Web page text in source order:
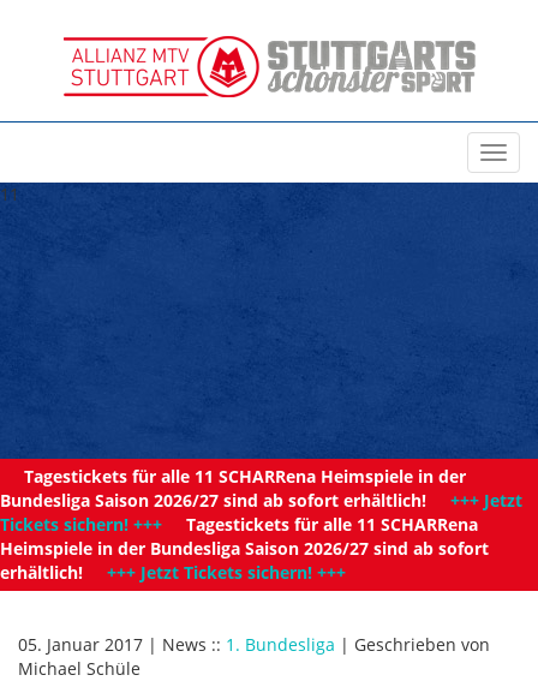
11
Tagestickets für alle 11 SCHARRena Heimspiele in der
Bundesliga Saison 2026/27 sind ab sofort erhältlich! +++ Jetzt
Tickets sichern! +++ Tagestickets für alle 11 SCHARRena
Heimspiele in der Bundesliga Saison 2026/27 sind ab sofort
erhältlich! +++ Jetzt Tickets sichern! +++
05. Januar 2017 | News :: 1. Bundesliga | Geschrieben von
Michael Schüle